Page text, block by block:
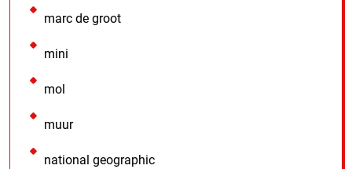
marc de groot
mini
mol
muur
national geographic